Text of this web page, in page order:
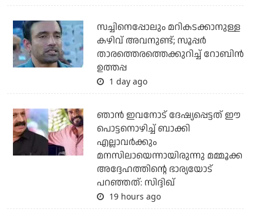
സച്ചിനെപ്പോലും മറികടക്കാനുള്ള
കഴിവ് അവനുണ്ട്; സൂപ്പര്‍
താരത്തെരത്തെക്കുറിച്ച് റോബിന്‍
ഉത്തപ്പ
1 day ago
ഞാന്‍ ഇവനോട് ദേഷ്യപ്പെട്ടത് ഈ
പൊട്ടനൊഴിച്ച് ബാക്കി
എല്ലാവര്‍ക്കും
മനസിലായെന്നായിരുന്നു മമ്മൂക്ക
അദ്ദേഹത്തിന്റെ ഭാര്യയോട്
പറഞ്ഞത്: സിദ്ദിഖ്
19 hours ago